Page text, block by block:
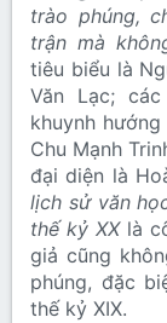
trào phúng,
trận mà
tiêu biểu là
Văn Lạc;
khuynh
Chu Mạnh
đại diện là
lịch sử văn
thế kỷ XXlà
giả cũng
phúng, đặc
thế kỷ XIX.